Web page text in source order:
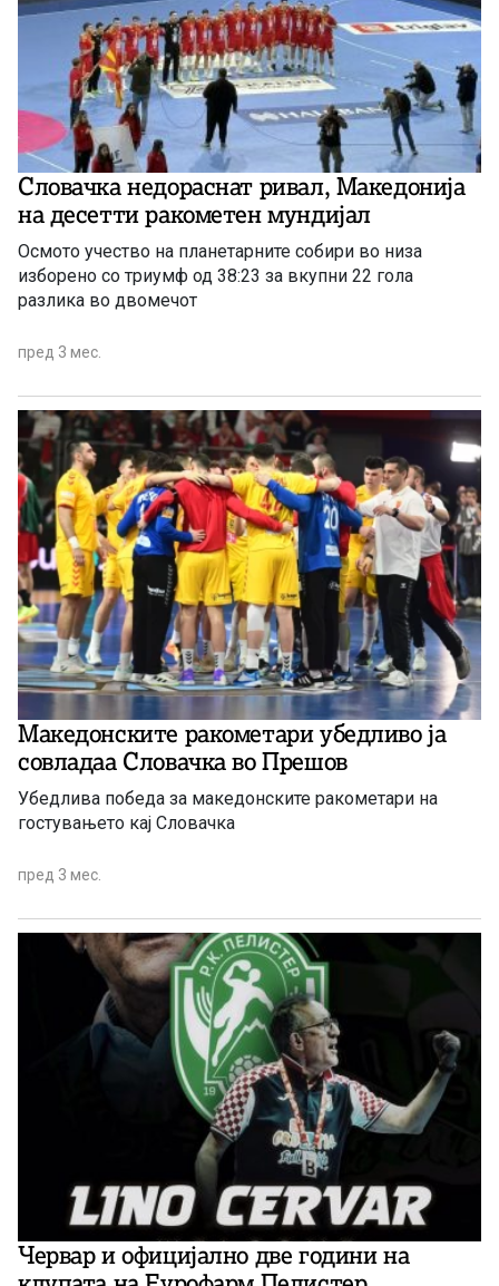
Словачка недораснат ривал, Македонија
на десетти ракометен мундијал
Осмото учество на планетарните собири во низа
изборено со триумф од 38:23 за вкупни 22 гола
разлика во двомечот
пред 3 мес.
Македонските ракометари убедливо ја
совладаа Словачка во Прешов
Убедлива победа за македонските ракометари на
гостувањето кај Словачка
пред 3 мес.
Червар и официјално две години на